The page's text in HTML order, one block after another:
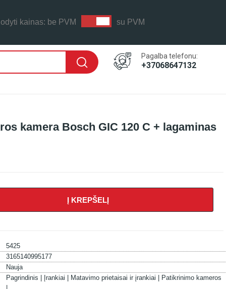
kainas: be PVM su PVM
Pagalba telefonu:
+37068647132
kamera Bosch GIC 120 C + lagaminas
Į KREPŠELĮ
5425
3165140995177
Nauja
Pagrindinis | Įrankiai | Matavimo prietaisai ir įrankiai |
Patikrinimo kameros